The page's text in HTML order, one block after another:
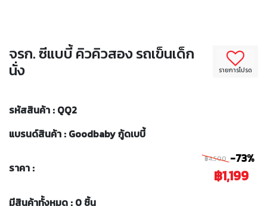
รายการโปรด
จรก. ซีแบบี้ คิวคิวสอง รถเข็นเด็ก
นั่ง
รหัสสินค้า : QQ2
แบรนด์สินค้า : Goodbaby กู้ดเบบี้
ราคา :
฿4,500 -73%
฿1,199
มีสินค้าทั้งหมด : 0 ชิ้น